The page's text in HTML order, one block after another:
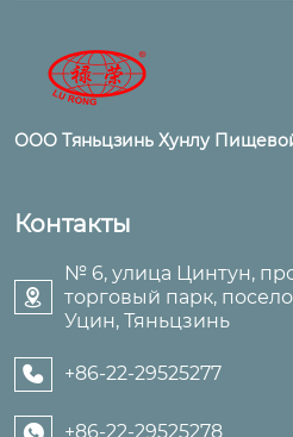
ООО Тяньцзинь Хунлу
Контакты

№ 6, улица Цинтун,
торговый парк,
Уцин, Тяньцзинь
 +86-22-29525277
 +86-22-29525278